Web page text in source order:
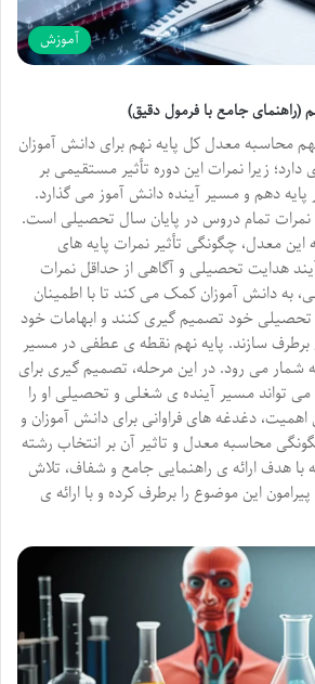
آموزش
جامع با فرمول دقیق)
محاسبه معدل کل پایه نهم برای دانش آموزان
زیرا نمرات این دوره تأثیر مستقیمی بر
دهم و مسیر آینده دانش آموز می گذارد.
نمرات تمام دروس در پایان سال تحصیلی است.
معدل، چگونگی تأثیر نمرات پایه های
هدایت تحصیلی و آگاهی از حداقل نمرات
به دانش آموزان کمک می کند تا با اطمینان
تحصیلی خود تصمیم گیری کنند و ابهامات خود
برطرف سازند. پایه نهم نقطه ی عطفی در مسیر
می رود. در این مرحله، تصمیم گیری برای
تواند مسیر آینده ی شغلی و تحصیلی او را
اهمیت، دغدغه های فراوانی برای دانش آموزان و
محاسبه معدل و تاثیر آن بر انتخاب رشته
با هدف ارائه ی راهنمایی جامع و شفاف، تلاش
این موضوع را برطرف کرده و با ارائه ی